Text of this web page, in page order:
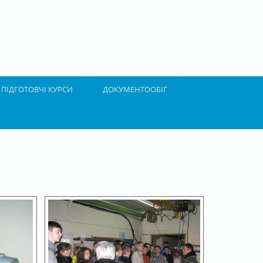
ПІДГОТОВЧІ КУРСИ ДОКУМЕНТООБІГ